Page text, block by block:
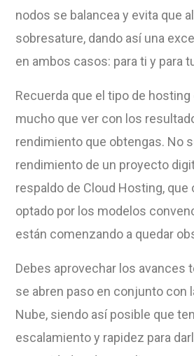
nodos se balancea y evita que
sobresature, dando así una
en ambos casos: para ti y para
Recuerda que el tipo de
mucho que ver con los
rendimiento que obtengas. No
rendimiento de un proyecto
respaldo de Cloud Hosting, que
optado por los modelos
están comenzando a quedar
Debes aprovechar los avances
se abren paso en conjunto con
Nube, siendo así posible que
escalamiento y rapidez para